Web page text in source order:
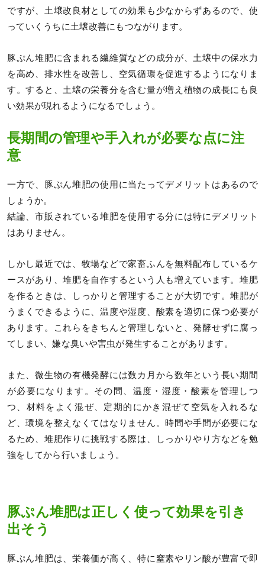
ですが、土壌改良材としての効果も少なからずあるので、使
っていくうちに土壌改善にもつながります。
豚ぷん堆肥に含まれる繊維質などの成分が、土壌中の保水力
を高め、排水性を改善し、空気循環を促進するようになりま
す。すると、土壌の栄養分を含む量が増え植物の成長にも良
い効果が現れるようになるでしょう。
長期間の管理や手入れが必要な点に注
意
一方で、豚ぷん堆肥の使用に当たってデメリットはあるので
しょうか。
結論、市販されている堆肥を使用する分には特にデメリット
はありません。
しかし最近では、牧場などで家畜ふんを無料配布しているケ
ースがあり、堆肥を自作するという人も増えています。堆肥
を作るときは、しっかりと管理することが大切です。堆肥が
うまくできるように、温度や湿度、酸素を適切に保つ必要が
あります。これらをきちんと管理しないと、発酵せずに腐っ
てしまい、嫌な臭いや害虫が発生することがあります。
また、微生物の有機発酵には数カ月から数年という長い期間
が必要になります。その間、温度・湿度・酸素を管理しつ
つ、材料をよく混ぜ、定期的にかき混ぜて空気を入れるな
ど、環境を整えなくてはなりません。時間や手間が必要にな
るため、堆肥作りに挑戦する際は、しっかりやり方などを勉
強をしてから行いましょう。
豚ぷん堆肥は正しく使って効果を引き
出そう
豚ぷん堆肥は、栄養価が高く、特に窒素やリン酸が豊富で即